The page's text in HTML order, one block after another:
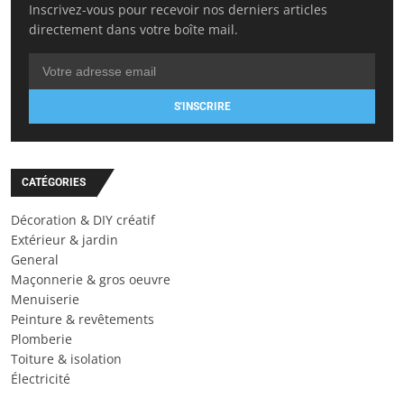
Inscrivez-vous pour recevoir nos derniers articles
directement dans votre boîte mail.
S'INSCRIRE
CATÉGORIES
Décoration & DIY créatif
Extérieur & jardin
General
Maçonnerie & gros oeuvre
Menuiserie
Peinture & revêtements
Plomberie
Toiture & isolation
Électricité